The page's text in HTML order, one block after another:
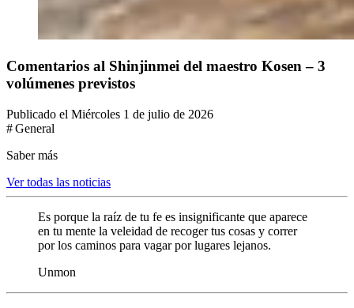
Comentarios al Shinjinmei del maestro Kosen – 3
volúmenes previstos
Publicado el Miércoles 1 de julio de 2026
# General
Saber más
Ver todas las noticias
Es porque la raíz de tu fe es insignificante que aparece
en tu mente la veleidad de recoger tus cosas y correr
por los caminos para vagar por lugares lejanos.
Unmon